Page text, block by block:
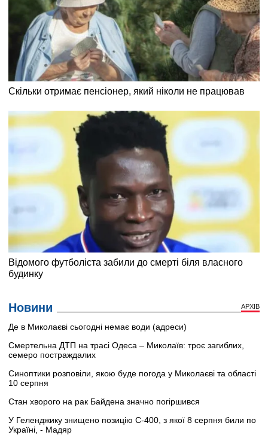
Новини АРХІВ
Де в Миколаєві сьогодні немає води (адреси)
Смертельна ДТП на трасі Одеса – Миколаїв: троє загиблих,
семеро постраждалих
Синоптики розповіли, якою буде погода у Миколаєві та області
10 серпня
Стан хворого на рак Байдена значно погіршився
У Геленджику знищено позицію С-400, з якої 8 серпня били по
Україні, - Мадяр